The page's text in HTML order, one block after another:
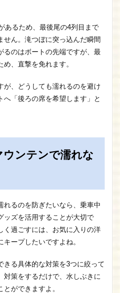
あるため、最後尾の4列目まで
せん。滝つぼに突っ込んだ瞬間
るのはボートの先端ですが、最
、直撃を免れます。
が、どうしても濡れるのを避け
へ「後ろの席を希望します」と
ンテンで濡れな
れるのを防ぎたいなら、乗車中
ッズを活用することが大切で
く過ごすには、お気に入りの洋
ープしたいですよね。
きる具体的な対策を3つに絞って
対策をするだけで、水しぶきに
ができますよ。